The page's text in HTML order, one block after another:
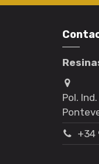
Pol.
+34